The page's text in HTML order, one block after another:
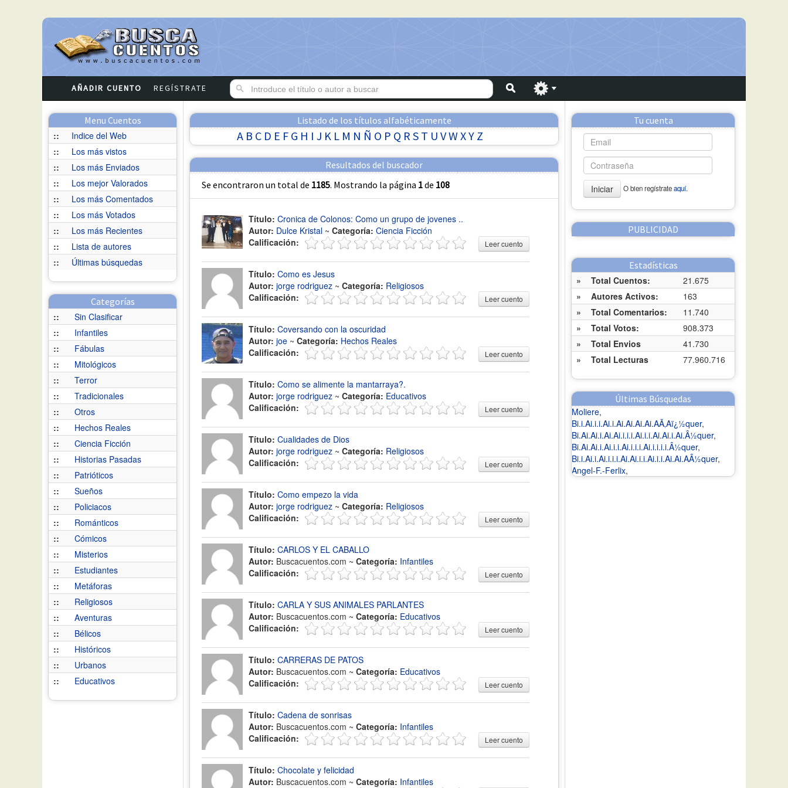
AÑADIR CUENTO REGÍSTRATE
Menu Cuentos
::
Indice del Web
::
Los más vistos
::
Los más Enviados
::
Los mejor Valorados
::
Los más Comentados
::
Los más Votados
::
Los más Recientes
::
Lista de autores
::
Últimas búsquedas
Categorías
::
Sin Clasificar
::
Infantiles
::
Fábulas
::
Mitológicos
::
Terror
::
Tradicionales
::
Otros
::
Hechos Reales
::
Ciencia Ficción
::
Historias Pasadas
::
Patrióticos
::
Sueños
::
Policiacos
::
Románticos
::
Cómicos
::
Misterios
::
Estudiantes
::
Metáforas
::
Religiosos
::
Aventuras
::
Bélicos
::
Históricos
::
Urbanos
::
Educativos
Listado de los títulos alfabéticamente
A B C D E F G H I J K L M N Ñ O P Q R S T U VWXY Z
Resultados del buscador
Se encontraron un total de 1185. Mostrando la página 1de 108
Título: Cronica de Colonos: Como un grupo de jovenes ..
Autor: Dulce Kristal ~ Categoría: Ciencia Ficción
Calificación:
Leer cuento
Título: Como es Jesus
Autor: jorge rodriguez ~ Categoría: Religiosos
Calificación:
Leer cuento
Título: Coversando con la oscuridad
Autor: joe ~ Categoría: Hechos Reales
Calificación:
Leer cuento
Título: Como se alimente la mantarraya?.
Autor: jorge rodriguez ~ Categoría: Educativos
Calificación:
Leer cuento
Título: Cualidades de Dios
Autor: jorge rodriguez ~ Categoría: Religiosos
Calificación:
Leer cuento
Título: Como empezo la vida
Autor: jorge rodriguez ~ Categoría: Religiosos
Calificación:
Leer cuento
Título: CARLOS Y EL CABALLO
Autor: Buscacuentos.com ~ Categoría: Infantiles
Calificación:
Leer cuento
Título: CARLA Y SUS ANIMALES PARLANTES
Autor: Buscacuentos.com ~ Categoría: Educativos
Calificación:
Leer cuento
Título: CARRERAS DE PATOS
Autor: Buscacuentos.com ~ Categoría: Educativos
Calificación:
Leer cuento
Título: Cadena de sonrisas
Autor: Buscacuentos.com ~ Categoría: Infantiles
Calificación:
Leer cuento
Título: Chocolate y felicidad
Autor: Buscacuentos.com ~ Categoría: Infantiles
Tu cuenta
Iniciar O bien regístrateaquí.
PUBLICIDAD
Estadísticas
»
Total Cuentos:
21.675
»
Autores Activos:
163
»
Total Comentarios:
11.740
»
Total Votos:
908.373
»
Total Envios
41.730
»
Total Lecturas 77.960.716
Últimas Búsquedas
Moliere,
Bi.i.Ai.i.i.Ai.i.Ai.Ai.Ai.Ai.AÃ‚Aï¿½quer,
Bi.Ai.Ai.i.Ai.Ai.i.i.i.Ai.i.i.Ai.Ai.i.Ai.Â½quer,
Bi.Ai.Ai.i.Ai.i.i.Ai.i.i.i.Ai.i.i.i.i.Â½quer,
Bi.i.Ai.i.Ai.i.i.i.Ai.Ai.i.i.Ai.i.i.Ai.Ai.AÂ½quer,
Angel-F.-Ferlix,